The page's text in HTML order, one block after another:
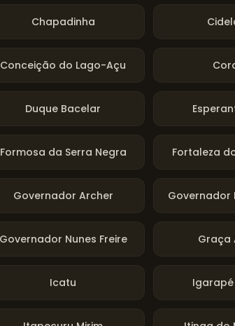
Chapadinha
Conceição do Lago-Açu
Duque Bacelar
Formosa da Serra Negra Fortaleza
Governador Archer Governador
Governador Nunes Freire Graça
Icatu